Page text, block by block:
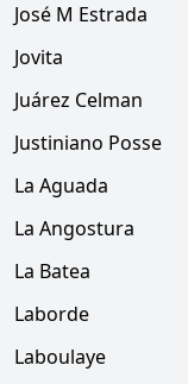
José M Estrada
Jovita
Juárez Celman
Justiniano Posse
La Aguada
La Angostura
La Batea
Laborde
Laboulaye